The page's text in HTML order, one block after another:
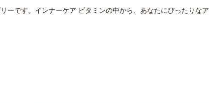
ーです。インナーケア ビタミンの中から、あなたにぴったりな